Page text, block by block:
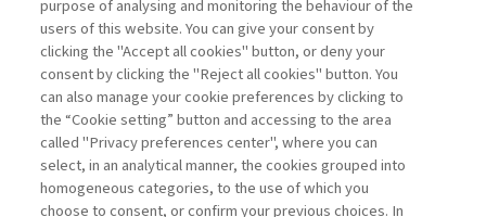
dal 2015 fino ad arrivare al 2018: ...
Precedente 1 2 3 4 5 6
purpose of analysing and monitoring the behaviour of the
users of this website. You can give your consent by
clicking the "Accept all cookies" button, or deny your
consent by clicking the "Reject all cookies" button. You
can also manage your cookie preferences by clicking to
the “Cookie setting” button and accessing to the area
called "Privacy preferences center", where you can
select, in an analytical manner, the cookies grouped into
homogeneous categories, to the use of which you
choose to consent, or confirm your previous choices. In